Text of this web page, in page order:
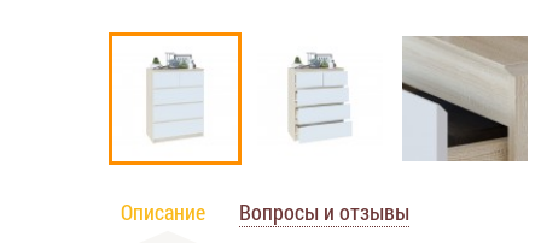
Описание Вопросы и отзывы